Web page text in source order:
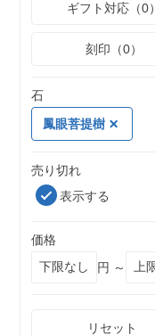
ギフト対応（0）
刻印（0）
石
鳳眼菩提樹
売り切れ
表示する
価格
円 ～
リセット